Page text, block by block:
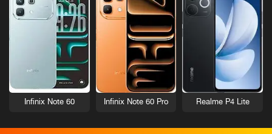
Realme P4 Lite
Infinix Note 60 Pro
Infinix Note 60